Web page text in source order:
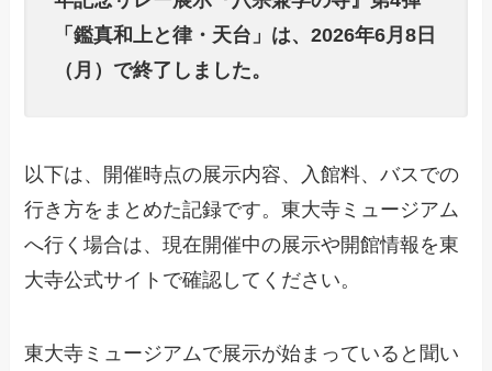
「鑑真和上と律・天台」は、2026年6月8日
（月）で終了しました。
以下は、開催時点の展示内容、入館料、バスでの
行き方をまとめた記録です。東大寺ミュージアム
へ行く場合は、現在開催中の展示や開館情報を東
大寺公式サイトで確認してください。
東大寺ミュージアムで展示が始まっていると聞い